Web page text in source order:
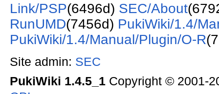
Link/PSP(6496d) SEC/About
RunUMD(7456d) PukiWiki/1.4/
PukiWiki/1.4/Manual/Plugin/O-R
Site admin: SEC
PukiWiki 1.4.5_1Copyright © 2001-